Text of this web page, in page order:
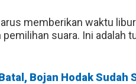
memberikan waktu
suara. Ini adalah
Bojan Hodak Sudah